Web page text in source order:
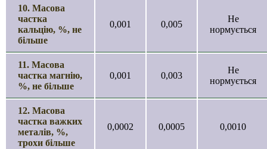
10. Масова
частка
кальцію, %, не
більше
0,001 0,005
Не
нормується
11. Масова
частка магнію,
%, не більше
0,001 0,003
Не
нормується
12. Масова
частка важких
металів, %,
трохи більше
0,0002 0,0005 0,0010